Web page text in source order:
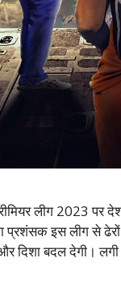
लीग 2023 पर
प्रशंसक इस लीग से
दिशा बदल देगी।